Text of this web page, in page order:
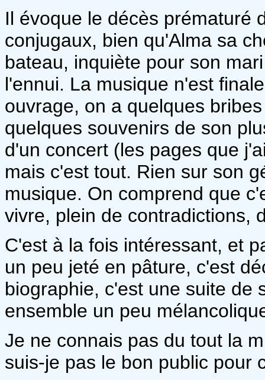
Il évoque le décès prématuré
conjugaux, bien qu'Alma sa
bateau, inquiète pour son
l'ennui. La musique n'est
ouvrage, on a quelques
quelques souvenirs de son
d'un concert (les pages que
mais c'est tout. Rien sur son
musique. On comprend que
vivre, plein de contradictions,
C'est à la fois intéressant, et
un peu jeté en pâture, c'est
biographie, c'est une suite de
ensemble un peu
Je ne connais pas du tout la
suis-je pas le bon public pour